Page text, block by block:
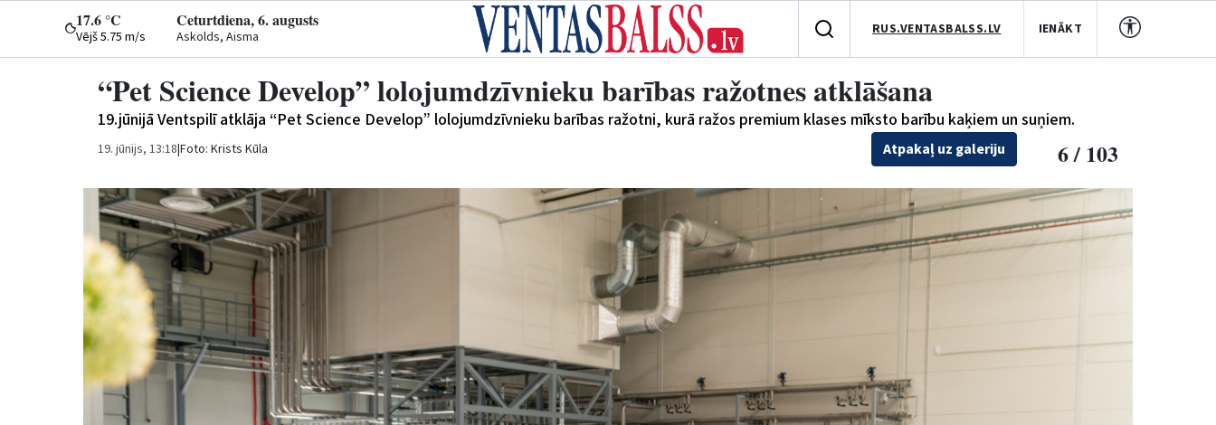
17.6 °C
Vējš 5.75 m/s
Ceturtdiena, 6. augusts
Askolds, Aisma RUS.VENTASBALSS.LV IENĀKT
“Pet Science Develop” lolojumdzīvnieku barības ražotnes atklāšana
19.jūnijā Ventspilī atklāja “Pet Science Develop” lolojumdzīvnieku barības ražotni, kurā ražos premium klases mīksto barību kaķiem un suņiem.
19. jūnijs, 13:18|Foto: Krists Kūla Atpakaļ uz galeriju 6 / 103